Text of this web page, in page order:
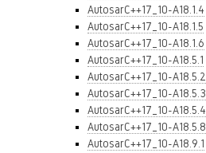
AutosarC++17_10-A18.1.4
AutosarC++17_10-A18.1.5
AutosarC++17_10-A18.1.6
AutosarC++17_10-A18.5.1
AutosarC++17_10-A18.5.2
AutosarC++17_10-A18.5.3
AutosarC++17_10-A18.5.4
AutosarC++17_10-A18.5.8
AutosarC++17_10-A18.9.1